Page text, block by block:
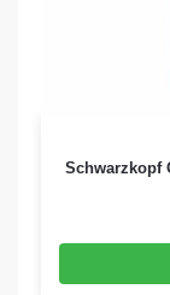
Schwarzkopf